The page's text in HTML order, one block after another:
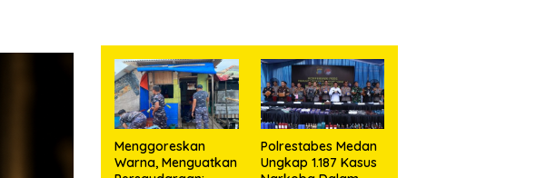
‎Menggoreskan
Warna, Menguatkan
Polrestabes Medan
Ungkap 1.187 Kasus